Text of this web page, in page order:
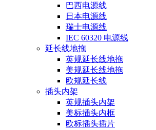
巴西电源线
日本电源线
瑞士电源线
IEC 60320 电源线
延长线地拖
英规延长线地拖
美规延长线地拖
欧规延长线
插头内架
英规插头内架
美标插头内框
欧标插头插片